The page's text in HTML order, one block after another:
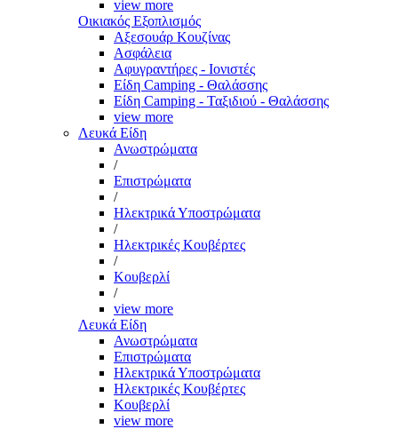
view more
Οικιακός Εξοπλισμός
Αξεσουάρ Κουζίνας
Ασφάλεια
Αφυγραντήρες - Ιονιστές
Είδη Camping - Θαλάσσης
Είδη Camping - Ταξιδιού - Θαλάσσης
view more
Λευκά Είδη
Ανωστρώματα
/
Επιστρώματα
/
Ηλεκτρικά Υποστρώματα
/
Ηλεκτρικές Κουβέρτες
/
Κουβερλί
/
view more
Λευκά Είδη
Ανωστρώματα
Επιστρώματα
Ηλεκτρικά Υποστρώματα
Ηλεκτρικές Κουβέρτες
Κουβερλί
view more